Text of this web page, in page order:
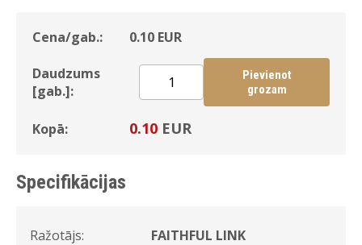
Cena/gab.: 0.10 EUR
Daudzums
[gab.]:
Pievienot
grozam
Kopā: 0.10 EUR
Specifikācijas
Ražotājs:
FAITHFUL LINK